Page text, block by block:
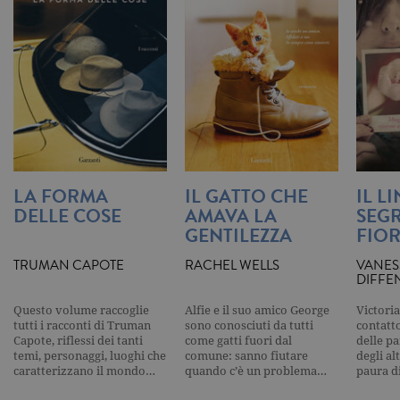
LA FORMA
DELLE COSE
TRUMAN CAPOTE
Questo volume raccoglie
tutti i racconti di Truman
Capote, riflessi dei tanti
temi, personaggi, luoghi che
caratterizzano il mondo…
IL GATTO CHE
AMAVA LA
GENTILEZZA
RACHEL WELLS
Alfie e il suo amico George
sono conosciuti da tutti
come gatti fuori dal
comune: sanno fiutare
quando c’è un problema…
IL
delle
degli
paura
Universal
Analytics,
secondo la
viene
per
frequenza
richieste,
limitando
raccolta di
su siti ad
traffico.
current_url
.garzanti.it Sessione
Questo
per
pagina
_gat_UA-16356920-1
.garzanti.it 1 minuto
Si tratta di
cookie di
pattern
impostato
Analytics,
l'elemento
pattern sul
nome
numero
univoco